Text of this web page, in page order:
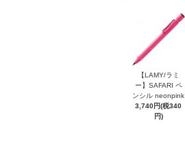
【LAMY/ラミ
ー】SAFARI ペ
ンシル neonpink
3,740円(税340
円)